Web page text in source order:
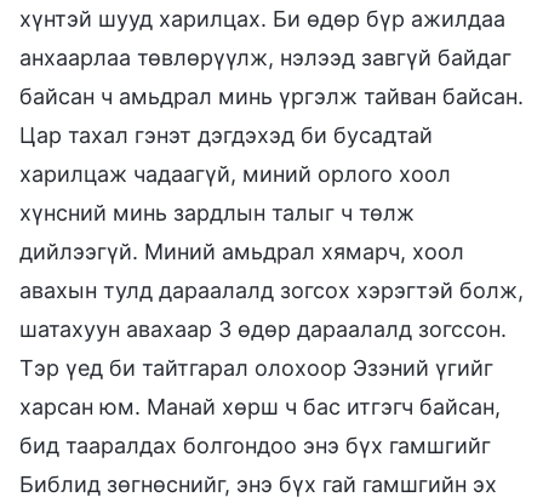
хүнтэй шууд харилцах. Би өдөр бүр ажилдаа
анхаарлаа төвлөрүүлж, нэлээд завгүй байдаг
байсан ч амьдрал минь үргэлж тайван байсан.
Цар тахал гэнэт дэгдэхэд би бусадтай
харилцаж чадаагүй, миний орлого хоол
хүнсний минь зардлын талыг ч төлж
дийлээгүй. Миний амьдрал хямарч, хоол
авахын тулд дараалалд зогсох хэрэгтэй болж,
шатахуун авахаар 3 өдөр дараалалд зогссон.
Тэр үед би тайтгарал олохоор Эзэний үгийг
харсан юм. Манай хөрш ч бас итгэгч байсан,
бид тааралдах болгондоо энэ бүх гамшгийг
Библид зөгнөснийг, энэ бүх гай гамшгийн эх